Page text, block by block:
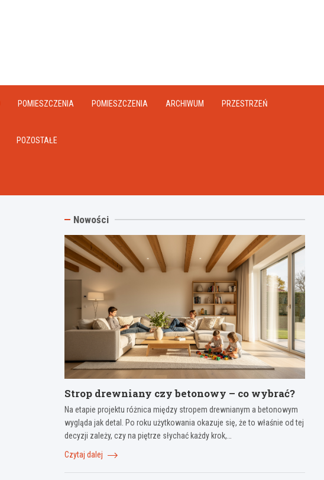
POMIESZCZENIA POMIESZCZENIA ARCHIWUM PRZESTRZEŃ
POZOSTAŁE
Nowości
Strop drewniany czy betonowy – co wybrać?
Na etapie projektu różnica między stropem drewnianym a betonowym
wygląda jak detal. Po roku użytkowania okazuje się, że to właśnie od tej
decyzji zależy, czy na piętrze słychać każdy krok,…
Czytaj dalej